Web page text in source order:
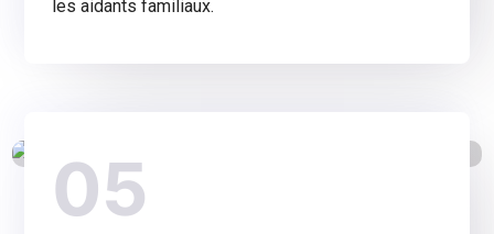
les aidants familiaux.
05